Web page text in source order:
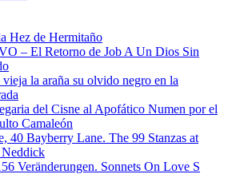
Hez de Hermitaño
– El Retorno de Job A Un Dios Sin
la araña su olvido negro en la
del Cisne al Apofático Numen por el
Camaleón
40 Bayberry Lane. The 99 Stanzas at
Neddick
Veränderungen. Sonnets On Love S